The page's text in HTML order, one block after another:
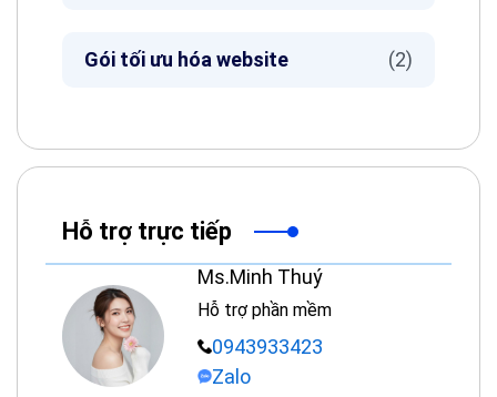
Gói tối ưu hóa website (2)
Hỗ trợ trực tiếp
Ms.Minh Thuý
Hỗ trợ phần mềm
0943933423
Zalo